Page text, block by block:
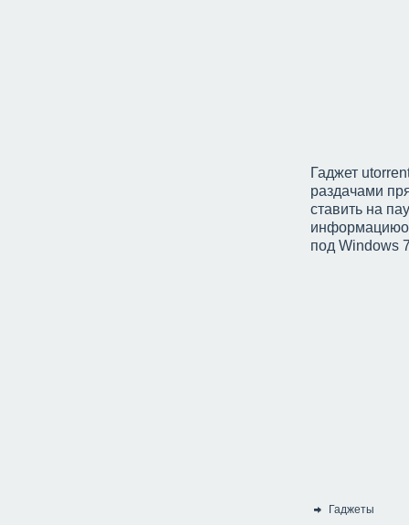
Гаджет
раздачами
ставить на
информациюо
под Windows
Гаджеты